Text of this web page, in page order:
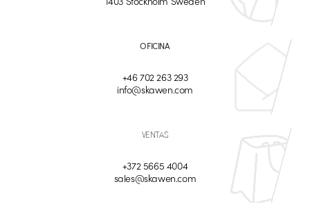
OFICINA
+46 702 263 293
info@skawen.com
VENTAS
+372 5665 4004
sales@skawen.com